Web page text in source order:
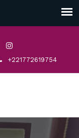
+221772619754